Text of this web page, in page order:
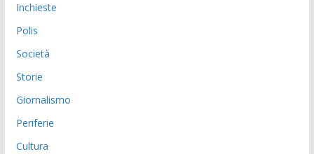
Inchieste
Polis
Società
Storie
Giornalismo
Periferie
Cultura